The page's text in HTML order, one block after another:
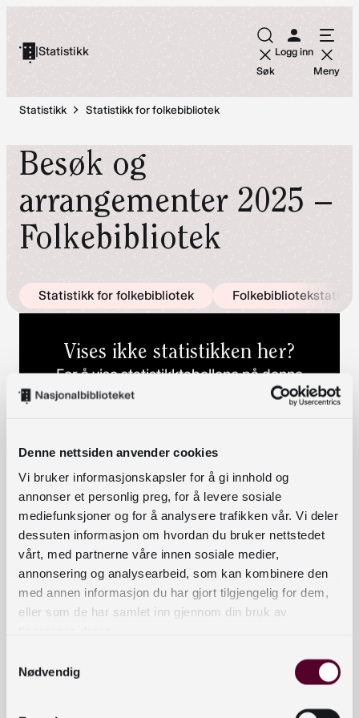
Denne nettsiden anvender cookies
Vi bruker informasjonskapsler for å gi innhold og
annonser et personlig preg, for å levere sosiale
mediefunksjoner og for å analysere trafikken vår. Vi deler
dessuten informasjon om hvordan du bruker nettstedet
vårt, med partnerne våre innen sosiale medier,
annonsering og analysearbeid, som kan kombinere den
med annen informasjon du har gjort tilgjengelig for dem,
eller som de har samlet inn gjennom din bruk av
Nødvendig
innhold
|Statistikk
Søk
Logg inn
Meny
Statistikk Statistikk for folkebibliotek
Besøk og
arrangementer 2025 –
Folkebibliotek
Statistikk for folkebibliotek
Vises ikke statistikken her?
For å vise statistikktabellene på denne
siden bruker vi en løsning fra Google
(cookies) fra Google. Noen av disse
brukes til markedsføring og sporing. Det
betyr at du nå må samtykke til kategorien
«Markedsføring» i innstillingene for
informasjonskapsler for å se statistikken.
Du trenger ikke endre innstillingene for å
laste ned de fulle dataene.
Endre innstillinger